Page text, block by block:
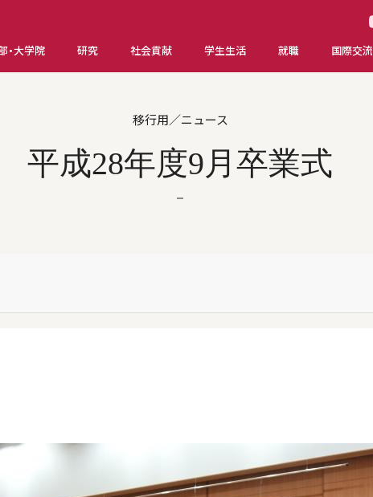
・大学院 研究 社会貢献 学生生活 就職 国際交流
移行用／ニュース
平成28年度9月卒業式